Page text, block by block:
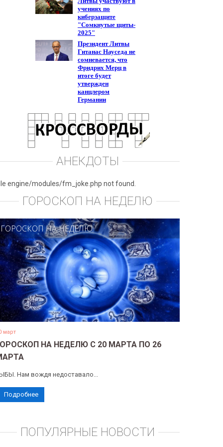
АНЕКДОТЫ
engine/modules/fm_joke.php not found.
ГОРОСКОП НА НЕДЕЛЮ
ГОРОСКОП НА НЕДЕЛЮ
март
НА НЕДЕЛЮ С 20 МАРТА ПО 26
Нам вождя недоставало...
Подробнее
ПОПУЛЯРНЫЕ НОВОСТИ